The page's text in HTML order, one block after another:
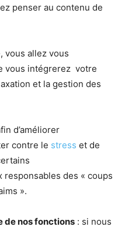
penser au contenu de
vous allez vous
vous intégrerez votre
et la gestion des
d’améliorer
contre le stress et de
des « coups
».
de nos fonctions : si nous